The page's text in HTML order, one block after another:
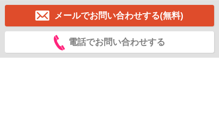
メールでお問い合わせする(無料)
電話でお問い合わせする